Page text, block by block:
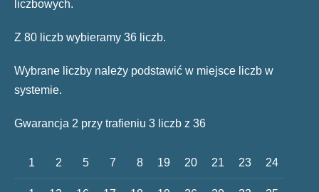
liczbowych.
Z 80 liczb wybieramy 36 liczb.
Wybrane liczby należy podstawić w miejsce liczb w
systemie.
Gwarancja 2 przy trafieniu 3 liczb z 36
1 2 5 7 8 19 20 21 23 24